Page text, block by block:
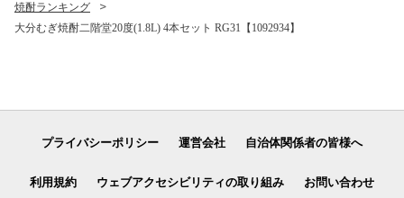
焼酎ランキング
大分むぎ焼酎二階堂20度(1.8L) 4本セット RG31【1092934】
プライバシーポリシー 運営会社 自治体関係者の皆様へ
利用規約 ウェブアクセシビリティの取り組み お問い合わせ